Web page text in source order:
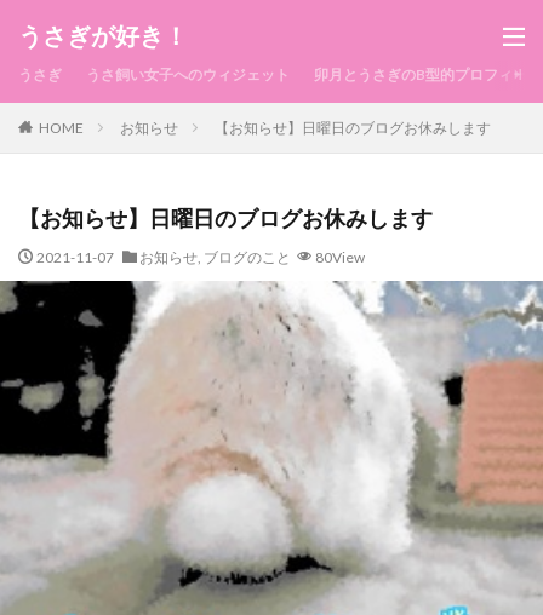
うさぎが好き！
うさぎ うさ飼い女子へのウィジェット 卯月とうさぎのB型的プロフィール
HOME お知らせ 【お知らせ】日曜日のブログお休みします
【お知らせ】日曜日のブログお休みします
2021-11-07 お知らせ, ブログのこと 80View